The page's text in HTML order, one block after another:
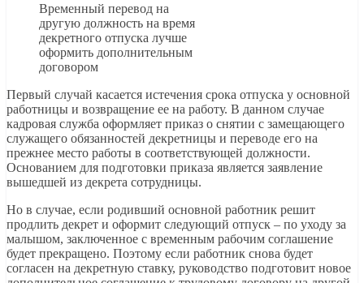
Временный перевод на
другую должность на время
декретного отпуска лучше
оформить дополнительным
договором
Первый случай касается истечения срока отпуска у основной
работницы и возвращение ее на работу. В данном случае
кадровая служба оформляет приказ о снятии с замещающего
служащего обязанностей декретницы и переводе его на
прежнее место работы в соответствующей должности.
Основанием для подготовки приказа является заявление
вышедшей из декрета сотрудницы.
Но в случае, если родивший основной работник решит
продлить декрет и оформит следующий отпуск – по уходу за
малышом, заключенное с временным рабочим соглашение
будет прекращено. Поэтому если работник снова будет
согласен на декретную ставку, руководство подготовит новое